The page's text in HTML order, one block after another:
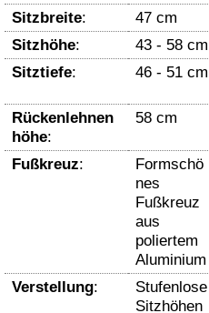
Sitzbreite:
47 cm
Sitzhöhe:
43 - 58 cm
Sitztiefe: 46 - 51 cm
Rückenlehnen
höhe:
58 cm
Fußkreuz:
Formschö
nes
Fußkreuz
aus
poliertem
Aluminium
Verstellung:
Stufenlose
Sitzhöhen